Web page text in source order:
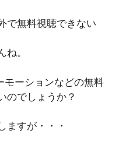
で無料視聴できない
。
モーションなどの無料
のでしょうか？
ますが・・・